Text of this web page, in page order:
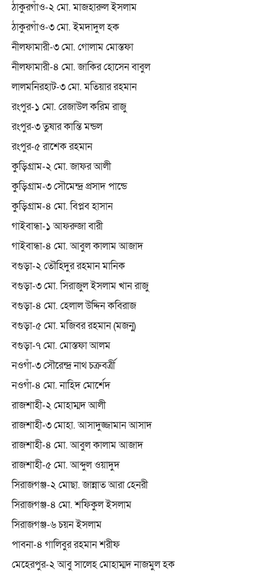
ঠাকুরগাঁও-২ মো. মাজহারুল ইসলাম
ঠাকুরগাঁও-৩ মো. ইমদাদুল হক
নীলফামারী-৩ মো. গোলাম মোস্তফা
নীলফামারী-৪ মো. জাকির হোসেন বাবুল
লালমনিরহাট-৩ মো. মতিয়ার রহমান
রংপুর-১ মো. রেজাউল করিম রাজু
রংপুর-৩ তুষার কান্তি মন্ডল
রংপুর-৫ রাশেক রহমান
কুড়িগ্রাম-২ মো. জাফর আলী
কুড়িগ্রাম-৩ সৌমেন্দ্র প্রসাদ পান্ডে
কুড়িগ্রাম-৪ মো. বিপ্লব হাসান
গাইবান্ধা-১ আফরুজা বারী
গাইবান্ধা-৪ মো. আবুল কালাম আজাদ
বগুড়া-২ তৌহিদুর রহমান মানিক
বগুড়া-৩ মো. সিরাজুল ইসলাম খান রাজু
বগুড়া-৪ মো. হেলাল উদ্দিন কবিরাজ
বগুড়া-৫ মো. মজিবর রহমান (মজনু)
বগুড়া-৭ মো. মোস্তফা আলম
নওগাঁ-৩ সৌরেন্দ্র নাথ চক্রবর্ত্রী
নওগাঁ-৪ মো. নাহিদ মোর্শেদ
রাজশাহী-২ মোহাম্মদ আলী
রাজশাহী-৩ মোহা. আসাদুজ্জামান আসাদ
রাজশাহী-৪ মো. আবুল কালাম আজাদ
রাজশাহী-৫ মো. আব্দুল ওয়াদুদ
সিরাজগঞ্জ-২ মোছা. জান্নাত আরা হেনরী
সিরাজগঞ্জ-৪ মো. শফিকুল ইসলাম
সিরাজগঞ্জ-৬ চয়ন ইসলাম
পাবনা-৪ গালিবুর রহমান শরীফ
মেহেরপুর-২ আবু সালেহ মোহাম্মদ নাজমুল হক